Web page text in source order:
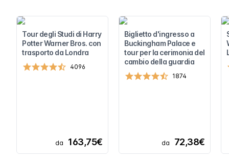
Tour degli Studi di Harry
Potter Warner Bros. con
trasporto da Londra
4096
da 163,75€
Biglietto d'ingresso a
Buckingham Palace e
tour per la cerimonia del
cambio della guardia
1874
da 72,38€